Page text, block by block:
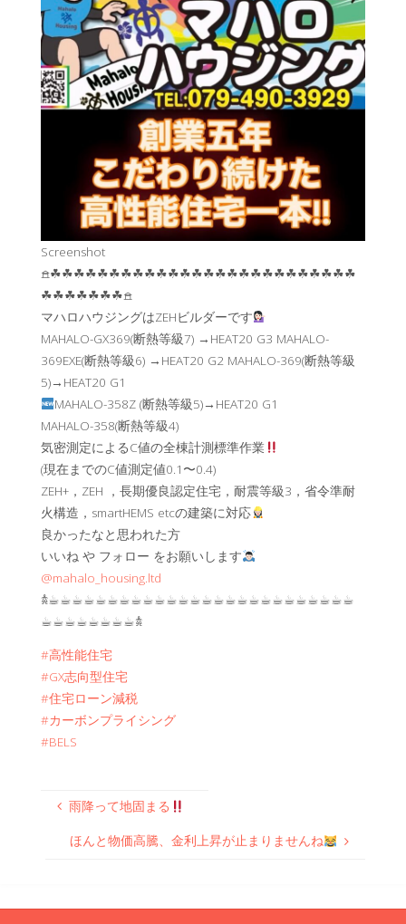
Screenshot
𖠿☘︎☘︎☘︎☘︎☘︎☘︎☘︎☘︎☘︎☘︎☘︎☘︎☘︎☘︎☘︎☘︎☘︎☘︎☘︎☘︎☘︎☘︎☘︎☘︎☘︎☘︎
☘︎☘︎☘︎☘︎☘︎☘︎☘︎𖠿
マハロハウジングはZEHビルダーです
MAHALO-GX369(断熱等級7) →HEAT20 G3 MAHALO-
369EXE(断熱等級6) →HEAT20 G2 MAHALO-369(断熱等級
5)→HEAT20 G1
MAHALO-358Z (断熱等級5)→HEAT20 G1
MAHALO-358(断熱等級4)
気密測定によるC値の全棟計測標準作業
(現在までのC値測定値0.1〜0.4)
ZEH+，ZEH ，長期優良認定住宅，耐震等級3，省令準耐
火構造，smartHEMS etcの建築に対応
良かったなと思われた方
いいね や フォロー をお願いします
@mahalo_housing.ltd
𖠋☕︎☕︎☕︎☕︎☕︎☕︎☕︎☕︎☕︎☕︎☕︎☕︎☕︎☕︎☕︎☕︎☕︎☕︎☕︎☕︎☕︎☕︎☕︎☕︎☕︎☕︎
☕︎☕︎☕︎☕︎☕︎☕︎☕︎☕︎𖠋
#高性能住宅
#GX志向型住宅
#住宅ローン減税
#カーボンプライシング
#BELS
雨降って地固まる
ほんと物価高騰、金利上昇が止まりませんね